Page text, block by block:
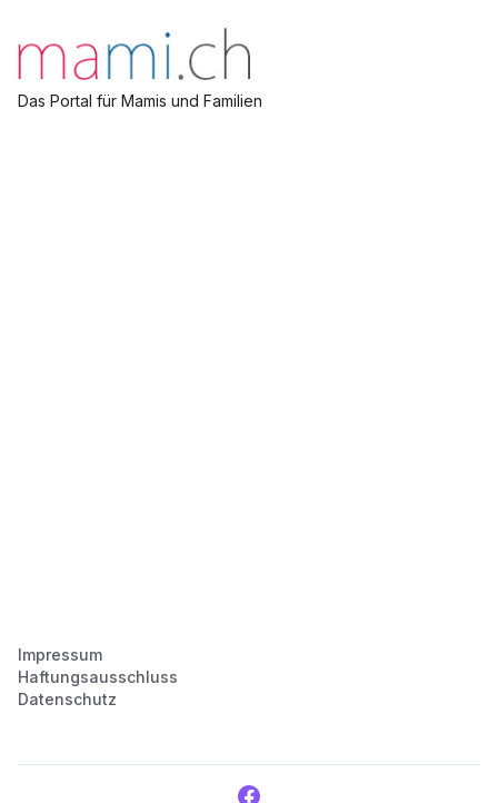
Das Portal für Mamis und Familien
Impressum
Haftungsausschluss
Datenschutz